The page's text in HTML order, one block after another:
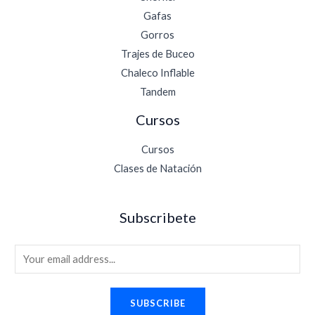
Gafas
Gorros
Trajes de Buceo
Chaleco Inflable
Tandem
Cursos
Cursos
Clases de Natación
Subscribete
m
SUBSCRIBE